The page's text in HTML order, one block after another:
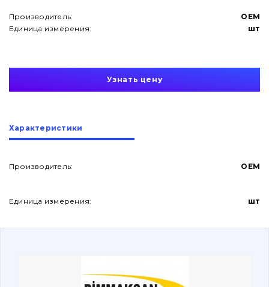
О нас
Контакты
Вакансии
Производитель:
OEM
Единица измерения:
шт
Узнать цену
Характеристики
Производитель: OEM
Единица измерения: шт